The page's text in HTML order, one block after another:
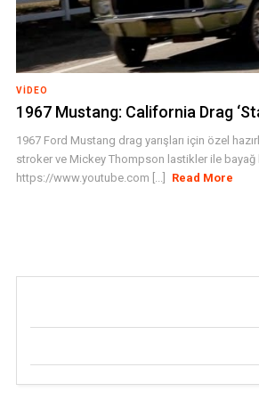
VIDEO
1967 Mustang: California Drag
1967 Ford Mustang drag yarışları için özel
stroker ve Mickey Thompson lastikler ile bayağ
https://www.youtube.com [...]
Read More